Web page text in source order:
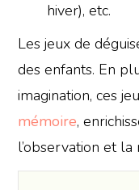
hiver), etc.
Les jeux de
des enfants. En
imagination, ces
mémoire,
l’observation et la